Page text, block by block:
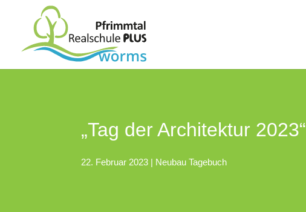
„Tag der Architektur 2023“
22. Februar 2023 | Neubau Tagebuch